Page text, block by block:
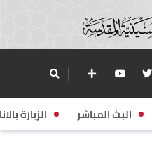
البث المباشر الزيارة